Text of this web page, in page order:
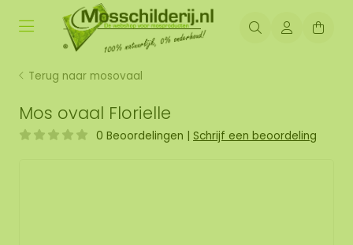
Terug naar mosovaal
Mos ovaal Florielle
0 Beoordelingen | Schrijf een beoordeling